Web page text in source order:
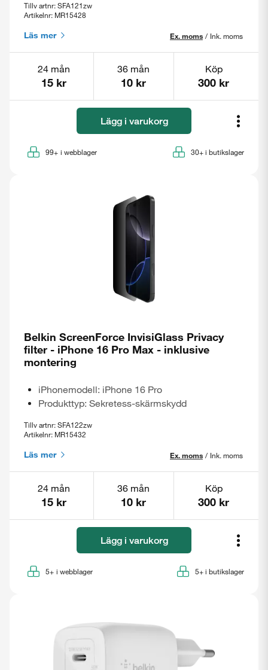
Tillv artnr: SFA121zw
Artikelnr: MR15428
Läs mer Ex. moms / Ink. moms
24 mån
15 kr
36 mån
10 kr
Köp
300 kr
Lägg i varukorg
99+ i webblager 30+ i butikslager
Belkin ScreenForce InvisiGlass Privacy
filter - iPhone 16 Pro Max - inklusive
montering
iPhonemodell: iPhone 16 Pro
Produkttyp: Sekretess-skärmskydd
Tillv artnr: SFA122zw
Artikelnr: MR15432
Läs mer Ex. moms / Ink. moms
24 mån
15 kr
36 mån
10 kr
Köp
300 kr
Lägg i varukorg
5+ i webblager 5+ i butikslager